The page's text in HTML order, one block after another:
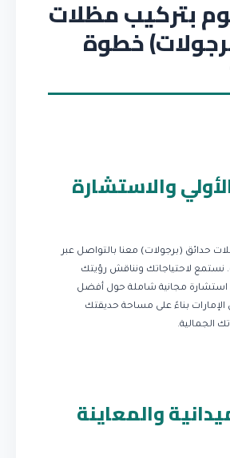
بتركيب مظلات
خطوة
والاستشارة
حدائق (برجولات) معنا بالتواصل عبر
نستمع لاحتياجاتك ونناقش رؤيتك
استشارة مجانية شاملة حول أفضل
الإمارات بناءً على مساحة حديقتك
الجمالية.
والمعاينة